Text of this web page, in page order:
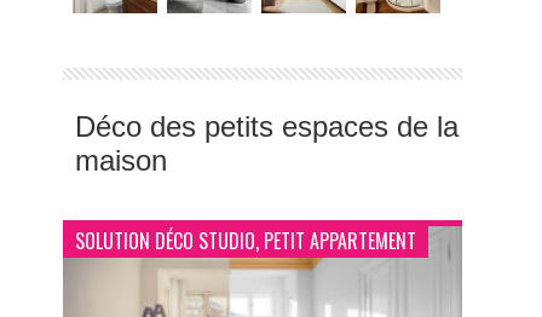
Déco des petits espaces de la
maison
SOLUTION DÉCO STUDIO, PETIT APPARTEMENT